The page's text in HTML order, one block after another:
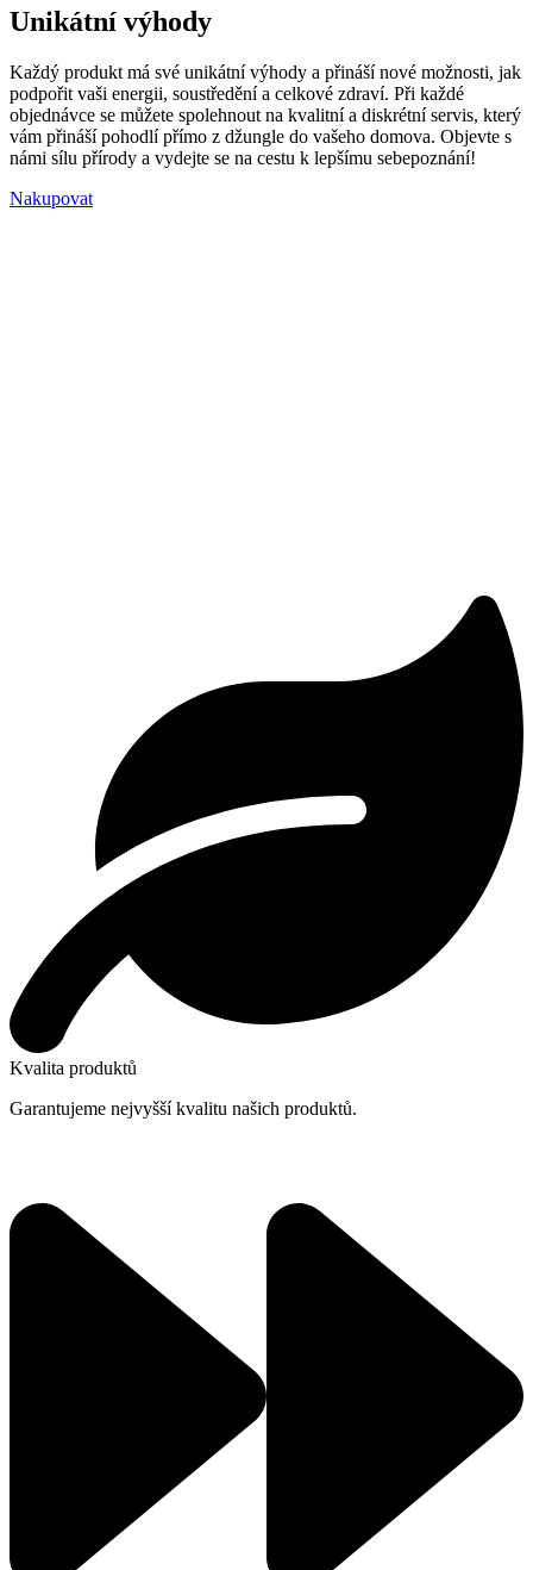
Unikátní výhody
Každý produkt má své unikátní výhody a přináší nové možnosti, jak
podpořit vaši energii, soustředění a celkové zdraví. Při každé
objednávce se můžete spolehnout na kvalitní a diskrétní servis, který
vám přináší pohodlí přímo z džungle do vašeho domova. Objevte s
námi sílu přírody a vydejte se na cestu k lepšímu sebepoznání!
Nakupovat
Kvalita produktů
Garantujeme nejvyšší kvalitu našich produktů.